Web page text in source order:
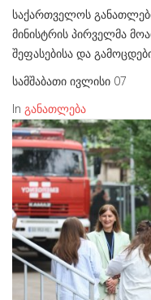
საქართველოს
მინისტრის პირველმა
შეფასებისა და
სამშაბათი ივლისი 07
In განათლება